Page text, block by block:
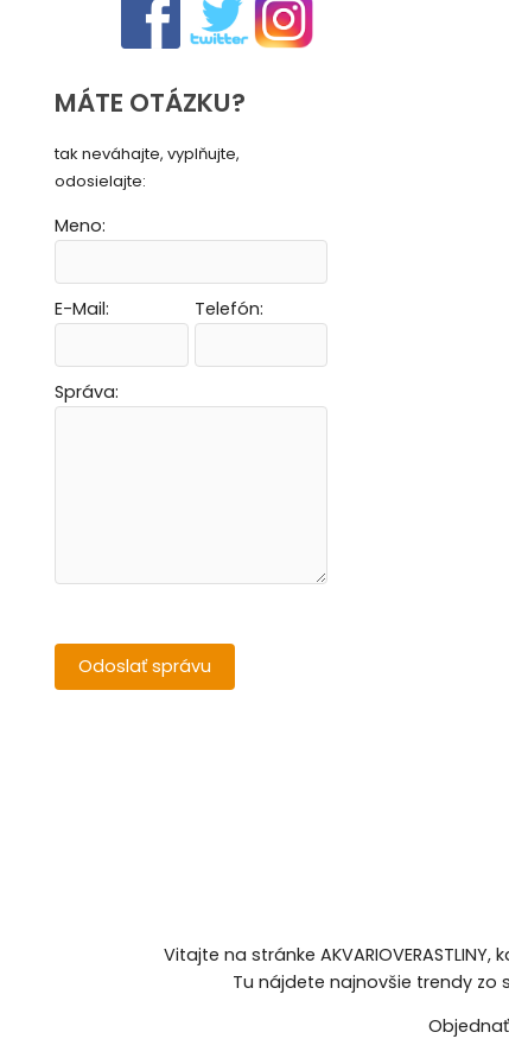
MÁTE OTÁZKU?
tak neváhajte, vyplňujte,
odosielajte:
Meno:
E-Mail:
Telefón:
Správa:
Vitajte na stránke
Tu nájdete najnovšie trendy zo